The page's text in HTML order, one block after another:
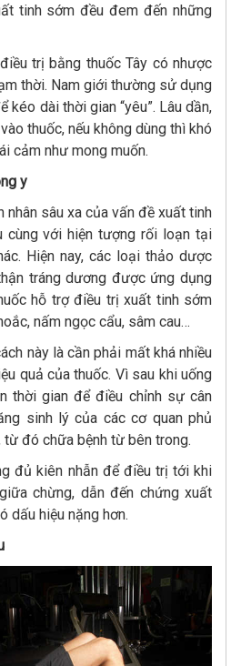
tinh sớm đều đem đến những
trị bằng thuốc Tây có nhược
thời. Nam giới thường sử dụng
kéo dài thời gian “yêu”. Lâu dần,
thuốc, nếu không dùng thì khó
cảm như mong muốn.
y
nhân sâu xa của vấn đề xuất tinh
cùng với hiện tượng rối loạn tại
Hiện nay, các loại thảo dược
tráng dương được ứng dụng
hỗ trợ điều trị xuất tinh sớm
nấm ngọc cẩu, sâm cau…
này là cần phải mất khá nhiều
quả của thuốc. Vì sau khi uống
thời gian để điều chỉnh sự cân
sinh lý của các cơ quan phủ
đó chữa bệnh từ bên trong.
đủ kiên nhẫn để điều trị tới khi
chừng, dẫn đến chứng xuất
dấu hiệu nặng hơn.